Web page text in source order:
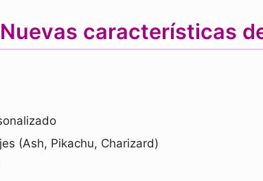
Nuevas características
(Ash, Pikachu, Charizard)